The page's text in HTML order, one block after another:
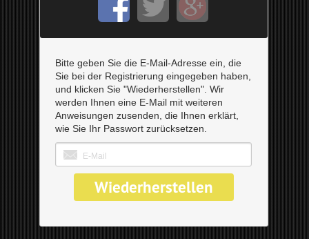
Bitte geben Sie die E-Mail-Adresse ein, die
Sie bei der Registrierung eingegeben haben,
und klicken Sie "Wiederherstellen". Wir
werden Ihnen eine E-Mail mit weiteren
Anweisungen zusenden, die Ihnen erklärt,
wie Sie Ihr Passwort zurücksetzen.